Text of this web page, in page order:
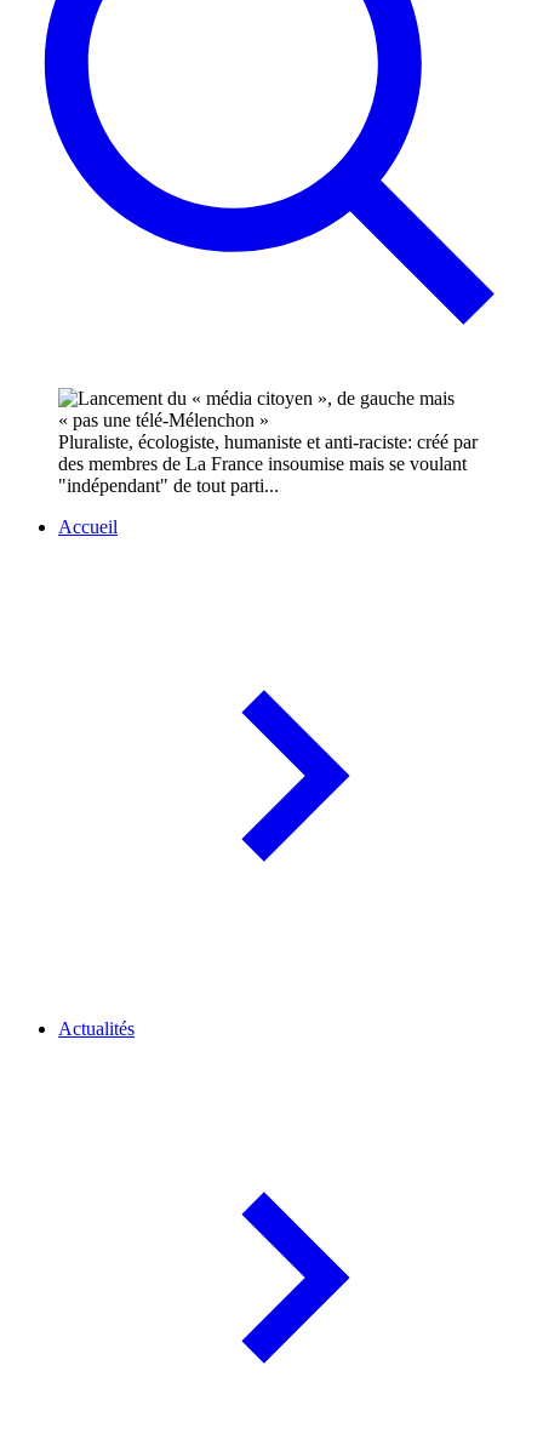
Pluraliste, écologiste, humaniste et anti-raciste: créé par
des membres de La France insoumise mais se voulant
"indépendant" de tout parti...
Accueil
Actualités